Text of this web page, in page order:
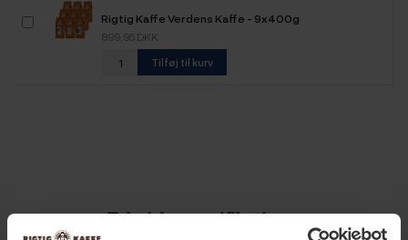
Rigtig Kaffe Verdens Kaffe - 9x400g
899,95 DKK
Tilføj til kurv
Tekniske specifikationer